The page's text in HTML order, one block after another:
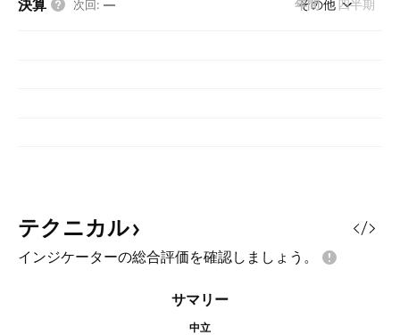
決算 次回: — 年間 四半期
その他
テクニカル
インジケーターの総合評価を確認しましょう。
サマリー
中立